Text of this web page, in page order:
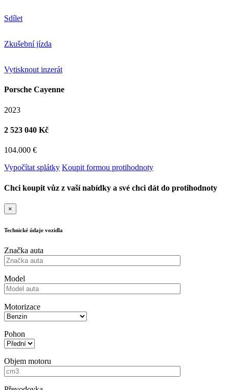
Sdílet
Zkušební jízda
Vytisknout inzerát
Porsche Cayenne
2023
2 523 040 Kč
104.000 €
Vypočítat splátky Koupit formou protihodnoty
Chci koupit vůz z vaší nabídky a své chci dát do protihodnoty
×
Technické údaje vozidla
Značka auta
Model
Motorizace
Pohon
Objem motoru